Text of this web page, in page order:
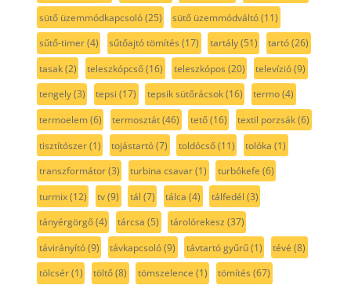
sütő üzemmódkapcsoló(25) sütő üzemmódváltó(11)
sűtő-timer(4) sűtőajtó tömítés (17) tartály(51) tartó(26)
tasak(2) teleszkópcső(16) teleszkópos (20) televízió(9)
tengely(3) tepsi (17) tepsik sütőrácsok(16) termo(4)
termoelem(6) termosztát(46) tető(16) textil porzsák(6)
tisztítószer(1) tojástartó(7) toldócső(11) tolóka (1)
transzformátor(3) turbina csavar(1) turbókefe (6)
turmix(12) tv(9) tál (7) tálca (4) tálfedél (3)
tányérgörgő(4) tárcsa (5) tárolórekesz (37)
távirányító(9) távkapcsoló(9) távtartó gyűrű(1) tévé (8)
tölcsér(1) töltő(8) tömszelence (1) tömítés (67)